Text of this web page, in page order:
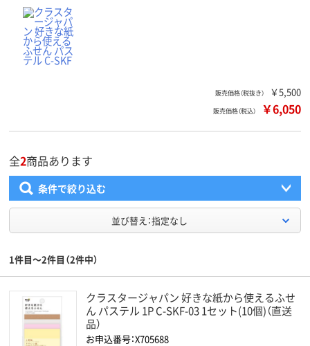
販売価格（税抜き） ￥5,500
販売価格（税込） ￥6,050
全2商品あります
条件で絞り込む
並び替え：指定なし
1件目～2件目（2件中）
クラスタージャパン 好きな紙から使えるふせ
ん パステル 1P C-SKF-03 1セット(10個)（直送
品）
お申込番号：X705688